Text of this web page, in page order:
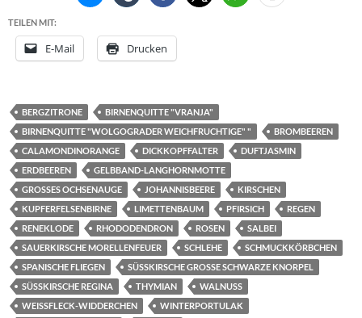
TEILEN MIT:
E-Mail Drucken
BERGZITRONE
BIRNENQUITTE "VRANJA"
BIRNENQUITTE "WOLGOGRADER WEICHFRUCHTIGE" "
BROMBEEREN
CALAMONDINORANGE
DICKKOPFFALTER
DUFTJASMIN
ERDBEEREN
GELBBAND-LANGHORNMOTTE
GROSSES OCHSENAUGE
JOHANNISBEERE
KIRSCHEN
KUPFERFELSENBIRNE
LIMETTENBAUM PFIRSICH
REGEN
RENEKLODE
RHODODENDRON ROSEN
SALBEI
SAUERKIRSCHE MORELLENFEUER
SCHLEHE
SCHMUCKKÖRBCHEN
SPANISCHE FLIEGEN
SÜSSKIRSCHE GROSSE SCHWARZE KNORPEL
SÜSSKIRSCHE REGINA
THYMIAN
WALNUSS
WEISSFLECK-WIDDERCHEN
WINTERPORTULAK